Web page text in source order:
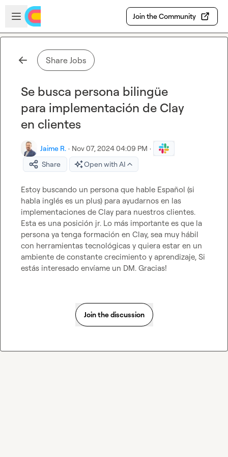
Skip to main content
Open sidebar
Join the Community
Share Jobs
Se busca persona bilingüe
para implementación de Clay
en clientes
Jaime R. · Nov 07, 2024 04:09 PM ·
Share
Open with AI
Estoy buscando un persona que hable Español (si
habla inglés es un plus) para ayudarnos en las
implementaciones de Clay para nuestros clientes.
Esta es una posición jr. Lo más importante es que la
persona ya tenga formación en Clay, sea muy hábil
con herramientas tecnológicas y quiera estar en un
ambiente de constante crecimiento y aprendizaje, Si
estás interesado envíame un DM. Gracias!
Join the discussion